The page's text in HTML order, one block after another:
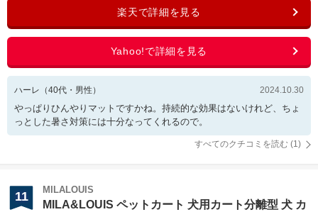
ハーレ （40代・ 男性 ） 2024.10.30
やっぱりひんやりマットですかね。持続的な効果はないけれど、ちょ
っとした暑さ対策には十分なってくれるので。
すべてのクチコミを読む (1)
11 MILALOUIS
MILA&LOUIS ペットカート 犬用カート分離型 犬 カ